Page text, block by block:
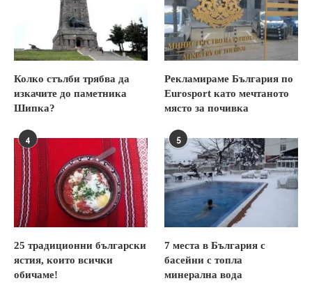
Колко стълби трябва да
изкачите до паметника
Шипка?
Рекламираме България по
Eurosport като мечтаното
място за почивка
4
25 традиционни български
ястия, които всички
обичаме!
5
7 места в България с
басейни с топла
минерална вода